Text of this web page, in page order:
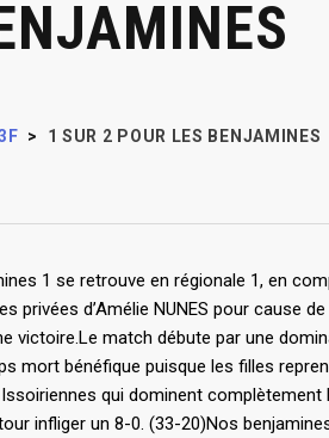
> 1 SUR 2 POUR LES BENJAMINES
1 se retrouve en régionale 1, en
d’Amélie NUNES pour cause
victoire.Le match débute par une
bénéfique puisque les filles
qui dominent
infliger un 8-0. (33-20)Nos